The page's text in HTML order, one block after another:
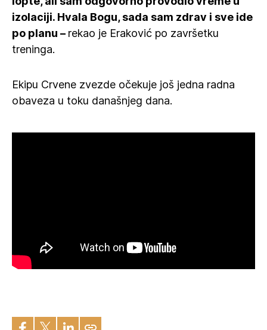
izolaciji. Hvala Bogu, sada sam zdrav i sve ide
po planu – rekao je Eraković po završetku
treninga.
Ekipu Crvene zvezde očekuje još jedna radna
obaveza u toku današnjeg dana.